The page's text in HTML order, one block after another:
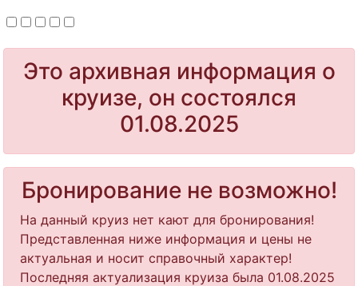
Это архивная информация о
круизе, он состоялся
01.08.2025
Бронирование не возможно!
На данный круиз нет кают для бронирования!
Представленная ниже информация и цены не
актуальная и носит справочный характер!
Последняя актуализация круиза была 01.08.2025